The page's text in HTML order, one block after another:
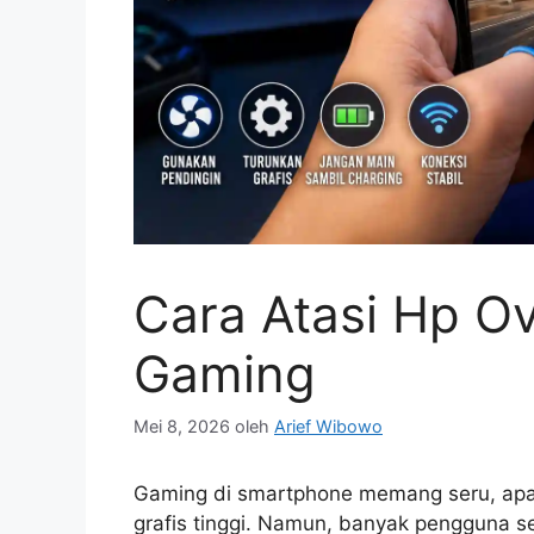
Cara Atasi Hp
Gaming
Mei 8, 2026 oleh Arief Wibowo
Gaming di smartphone memang seru,
grafis tinggi. Namun, banyak pengguna